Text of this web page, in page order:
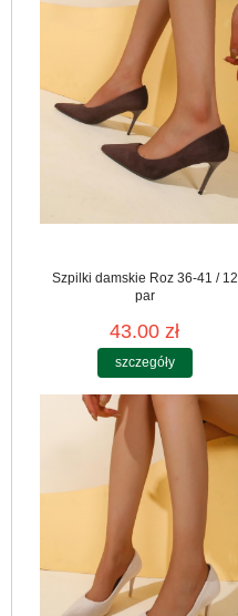
Szpilki damskie Roz 36-41 / 12
par
43.00 zł
szczegóły